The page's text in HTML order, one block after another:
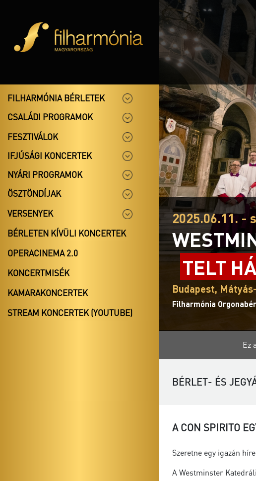
FILHARMÓNIA BÉRLETEK
CSALÁDI PROGRAMOK
FESZTIVÁLOK
IFJÚSÁGI KONCERTEK
NYÁRI PROGRAMOK
ÖSZTÖNDÍJAK
VERSENYEK
BÉRLETEN KÍVÜLI KONCERTEK
OPERACINEMA 2.0
KONCERTMISÉK
KAMARAKONCERTEK
STREAM KONCERTEK (YOUTUBE)
2025.06.11. -
TELT
Budapest,
Filharmónia
Ez
BÉRLET- ÉS
A CON SPIRITO
Szeretne egy igazán
A Westminster